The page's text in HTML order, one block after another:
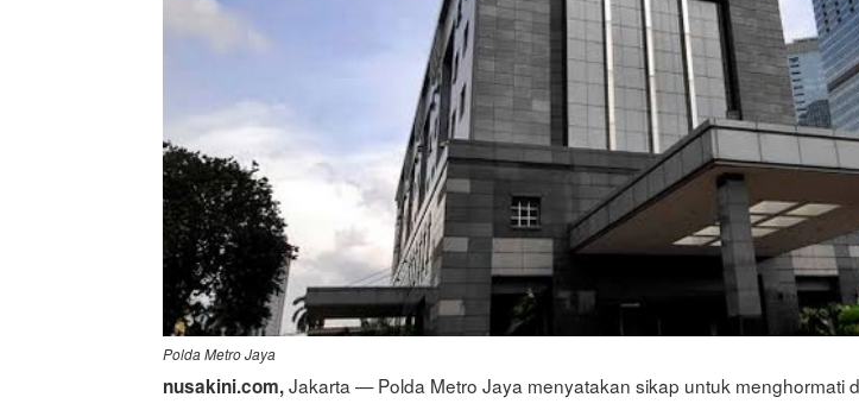
Polda Metro Jaya
nusakini.com,Jakarta — Polda Metro Jaya menyatakan sikap untuk menghormati